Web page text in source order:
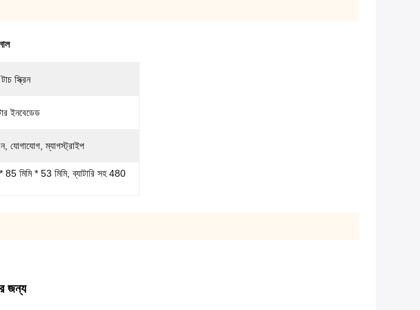
স্ক্রিন
ইনবেডেড
যোগাযোগ, ম্যাগস্ট্রাইপ
85 মিমি * 53 মিমি, ব্যাটারি সহ 480
জন্য